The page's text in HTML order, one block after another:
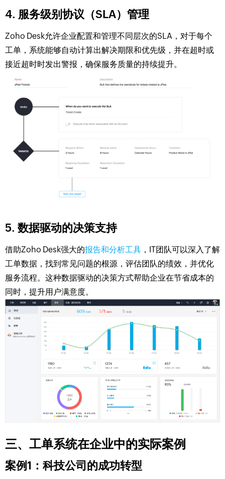
4. 服务级别协议（SLA）管理
Zoho Desk允许企业配置和管理不同层次的SLA，对于每个
工单，系统能够自动计算出解决期限和优先级，并在超时或
接近超时时发出警报，确保服务质量的持续提升。
5. 数据驱动的决策支持
借助Zoho Desk强大的报告和分析工具 ，IT团队可以深入了解
工单数据，找到常见问题的根源，评估团队的绩效，并优化
服务流程。这种数据驱动的决策方式帮助企业在节省成本的
同时，提升用户满意度。
三、工单系统在企业中的实际案例
案例1：科技公司的成功转型